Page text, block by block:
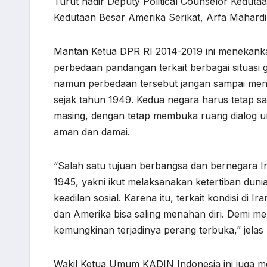
Kedutaan Besar Amerika Serikat, Arfa
Mantan Ketua DPR RI 2014-2019 ini
perbedaan pandangan terkait berbagai situasi
namun perbedaan tersebut jangan sampai
sejak tahun 1949. Kedua negara harus tetap
masing, dengan tetap membuka ruang dialog
aman dan damai.
“Salah satu tujuan berbangsa dan bernegara
1945, yakni ikut melaksanakan ketertiban
keadilan sosial. Karena itu, terkait kondisi di
dan Amerika bisa saling menahan diri. Demi
kemungkinan terjadinya perang terbuka,” jelas
Wakil Ketua Umum KADIN Indonesia ini juga